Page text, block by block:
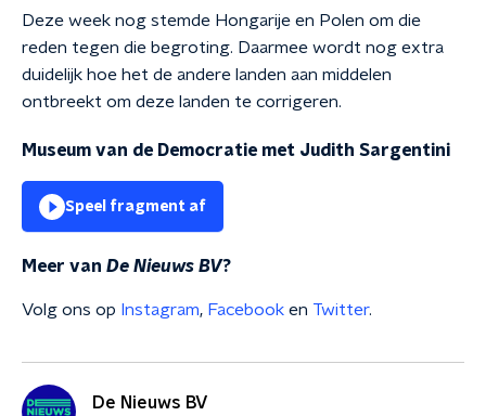
Deze week nog stemde Hongarije en Polen om die
reden tegen die begroting. Daarmee wordt nog extra
duidelijk hoe het de andere landen aan middelen
ontbreekt om deze landen te corrigeren.
Museum van de Democratie met Judith Sargentini
Speel fragment af
Meer van De Nieuws BV?
Volg ons op Instagram, Facebook en Twitter.
De Nieuws BV